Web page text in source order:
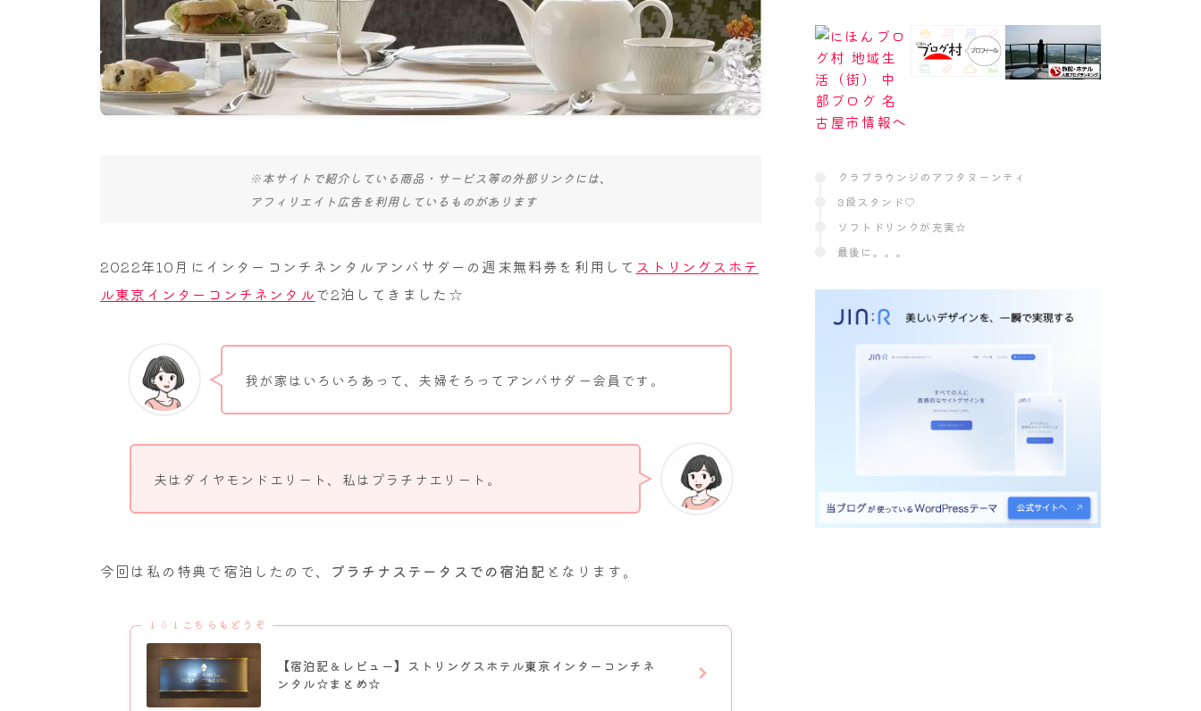
※本サイトで紹介している商品・サービス等の外部リンクには、
アフィリエイト広告を利用しているものがあります
2022年10月にインターコンチネンタルアンバサダーの週末無料券を利用して ストリングスホテ
ル東京インターコンチネンタルで2泊してきました☆
我が家はいろいろあって、夫婦そろってアンバサダー会員です。
夫はダイヤモンドエリート、私はプラチナエリート。
今回は私の特典で宿泊したので、 プラチナステータスでの宿泊記 となります。
↓⇩↓こちらもどうぞ
【宿泊記＆レビュー】ストリングスホテル東京インターコンチネ
ンタル☆まとめ☆
クラブラウンジのアフタヌーンティ
3段スタンド♡
ソフトドリンクが充実☆
最後に。。。